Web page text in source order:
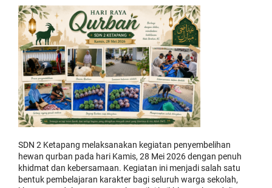
SDN 2 Ketapang melaksanakan kegiatan penyembelihan
hewan qurban pada hari Kamis, 28 Mei 2026 dengan penuh
khidmat dan kebersamaan. Kegiatan ini menjadi salah satu
bentuk pembelajaran karakter bagi seluruh warga sekolah,